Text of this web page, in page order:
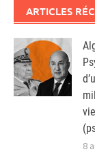
ARTICLES
8